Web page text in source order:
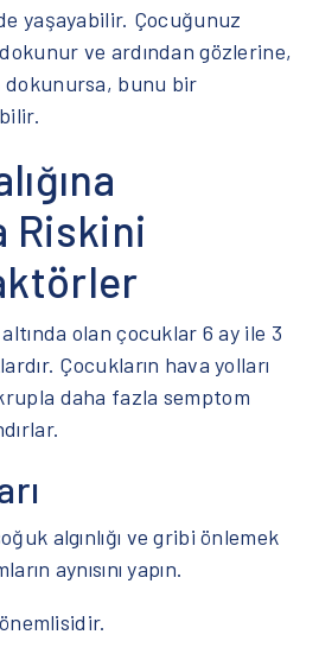
yaşayabilir. Çocuğunuz
ve ardından gözlerine,
dokunursa, bunu bir
Riskini
olan çocuklar 6 ay ile 3
Çocukların hava yolları
daha fazla semptom
algınlığı ve gribi önlemek
aynısını yapın.
önemlisidir.